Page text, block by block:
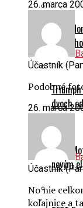
TEST
Pre
dvoch
TEST
novým
26. marca
Účastník
Podobné
26. marca
Účastník
No nie
koľajnice a